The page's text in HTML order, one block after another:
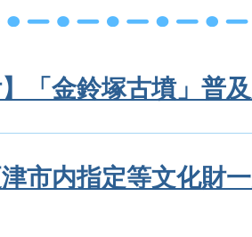
】「金鈴塚古墳」普
津市内指定等文化財